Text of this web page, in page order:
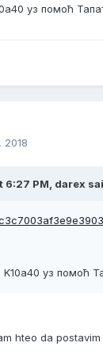
уз помоћ
2018
6:27 PM, darex
уз помоћ
hteo da postavim